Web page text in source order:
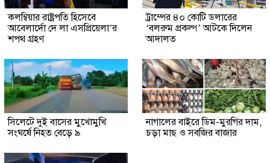
কলম্বিয়ার রাষ্ট্রপতি হিসেবে
আবেলার্দো দে লা এসপ্রিয়েলা’র
শপথ গ্রহণ
ট্রাম্পের ৪০ কোটি ডলারের
‘বলরুম প্রকল্প’ আটকে দিলেন
আদালত
সিলেটে দুই বাসের মুখোমুখি
সংঘর্ষে নিহত বেড়ে ৯
নাগালের বাইরে ডিম-মুরগির দাম,
চড়া মাছ ও সবজির বাজার